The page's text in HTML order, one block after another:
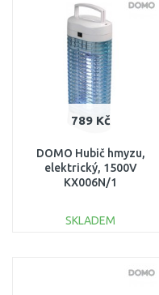
Porovnat
789 Kč
DOMO Hubič hmyzu,
elektrický, 1500V
KX006N/1
SKLADEM